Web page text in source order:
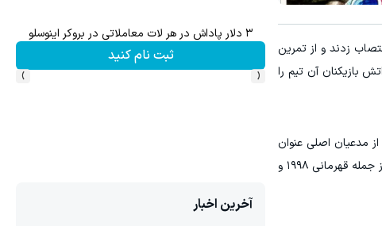
زدند و از تمرین
بازیکنان آن تیم را
چهار سال بعد و یکی از مدعیان اصلی عنوان
قهرمانی در سال جاری. اگر به عقب برگردیم، حضور «خروس‌ها» در جامهای جهانی را برای نزدیک به ۳۰ سال در اوج می‌بینیم، از جمله قهرمانی ۱۹۹۸ و
میدونستی میتونی از بالا رفتن ارزش سهام گوگل سود کسب
ثبت نام کنید
‹
›
آخرین اخبار